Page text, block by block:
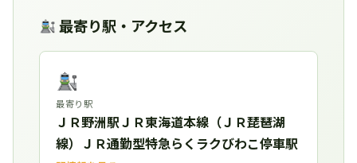
最寄り駅・アクセス
最寄り駅
ＪＲ野洲駅ＪＲ東海道本線（ＪＲ琵琶湖
線）ＪＲ通勤型特急らくラクびわこ停車駅